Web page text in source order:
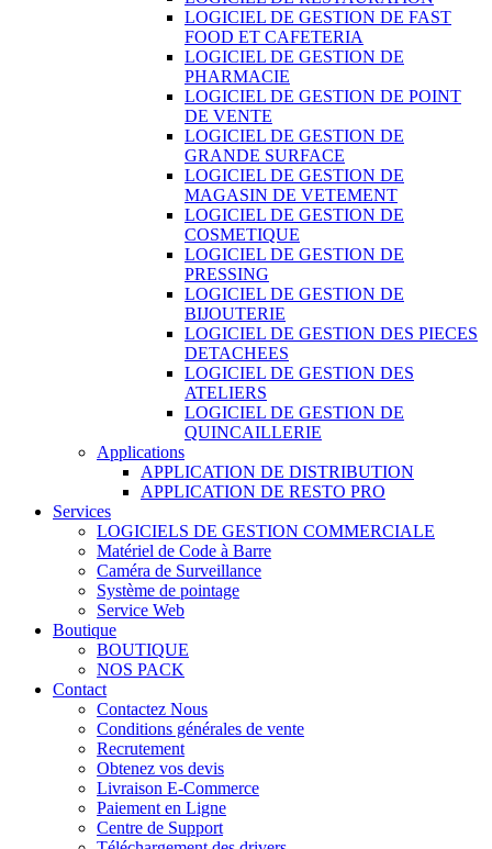
LOGICIEL DE GESTION DE FAST
FOOD ET CAFETERIA
LOGICIEL DE GESTION DE
PHARMACIE
LOGICIEL DE GESTION DE POINT
DE VENTE
LOGICIEL DE GESTION DE
GRANDE SURFACE
LOGICIEL DE GESTION DE
MAGASIN DE VETEMENT
LOGICIEL DE GESTION DE
COSMETIQUE
LOGICIEL DE GESTION DE
PRESSING
LOGICIEL DE GESTION DE
BIJOUTERIE
LOGICIEL DE GESTION DES PIECES
DETACHEES
LOGICIEL DE GESTION DES
ATELIERS
LOGICIEL DE GESTION DE
QUINCAILLERIE
Applications
APPLICATION DE DISTRIBUTION
APPLICATION DE RESTO PRO
Services
LOGICIELS DE GESTION COMMERCIALE
Matériel de Code à Barre
Caméra de Surveillance
Système de pointage
Service Web
Boutique
BOUTIQUE
NOS PACK
Contact
Contactez Nous
Conditions générales de vente
Recrutement
Obtenez vos devis
Livraison E-Commerce
Paiement en Ligne
Centre de Support